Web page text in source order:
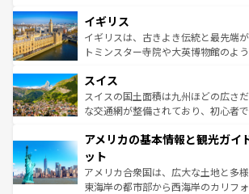
香り高いラベンダー畑など、多彩な楽
らに、パリ以外の地域にも魅力が溢
も豊かな歴史と文化が息づいている
を参照してほしい。
顔を持つこの国は、どこを歩いても飽
ルリンの文化的活気、バイエルン州
してライン川沿いのワイン畑といっ
は、お酒好きな人にはぜひ体験してほしい。 なお
ドイツ情報はコンテンツ一覧を参照
イギリス
イギリスは、古きよき伝統と最先端
トミンスター寺院や大英博物館のよ
リアごとに異なる魅力がある。また
ティー、ビール好きにはたまらない
戦など、本場だからこそできる体験
ンツ一覧を参照してほしい。
スイス
スイスの国土面積は九州ほどの広さ
な交通網が整備されており、初心者
の建物がそのまま残る町や、スイス
博物館もあり、アルプス観光だけで
ことができる。国民の所得が高いため
者向けの交通パス提供のサービスも
アメリカの基本情報と観光ガイ
ット
アメリカ合衆国は、広大な土地と多
東海岸の都市部から西海岸のカリフ